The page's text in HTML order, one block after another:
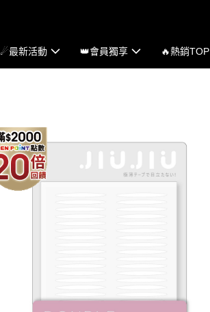
☄最新活動 👑會員獨享 🔥熱銷TOP